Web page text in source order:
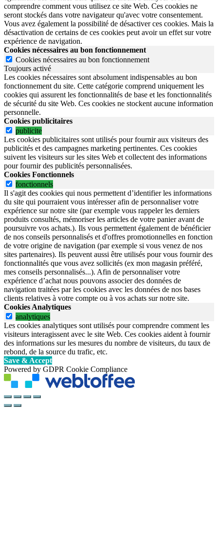
comprendre comment vous utilisez ce site Web. Ces cookies ne
seront stockés dans votre navigateur qu'avec votre consentement.
Vous avez également la possibilité de désactiver ces cookies. Mais la
désactivation de certains de ces cookies peut avoir un effet sur votre
expérience de navigation.
Cookies nécessaires au bon fonctionnement
Cookies nécessaires au bon fonctionnement
Toujours activé
Les cookies nécessaires sont absolument indispensables au bon
fonctionnement du site. Cette catégorie comprend uniquement les
cookies qui assurent les fonctionnalités de base et les fonctionnalités
de sécurité du site Web. Ces cookies ne stockent aucune information
personnelle.
Cookies publicitaires
publicite
Les cookies publicitaires sont utilisés pour fournir aux visiteurs des
publicités et des campagnes marketing pertinentes. Ces cookies
suivent les visiteurs sur les sites Web et collectent des informations
pour fournir des publicités personnalisées.
Cookies Fonctionnels
fonctionnels
Il s'agit des cookies qui nous permettent d’identifier les informations
du site qui pourraient vous intéresser afin de personnaliser votre
expérience sur notre site (par exemple vous rappeler les derniers
produits consultés, mémoriser les articles de votre panier avant de
poursuivre vos achats.). Ils vous permettent également de bénéficier
de nos conseils personnalisés et d'offres promotionnelles en fonction
de votre origine de navigation (par exemple si vous venez de nos
sites partenaires). Ils peuvent aussi être utilisés pour vous fournir des
fonctionnalités que vous avez sollicités (ex mon magasin préféré,
mes conseils personnalisés...). Afin de personnaliser votre
expérience d’achat nous pouvons associer des données de
navigation traitées par les cookies avec les données de nos bases
clients relatives à votre compte ou à vos achats sur notre site.
Cookies Analytiques
analytiques
Les cookies analytiques sont utilisés pour comprendre comment les
visiteurs interagissent avec le site Web. Ces cookies aident à fournir
des informations sur les mesures du nombre de visiteurs, du taux de
rebond, de la source du trafic, etc.
Save & Accept
Powered by GDPR Cookie Compliance